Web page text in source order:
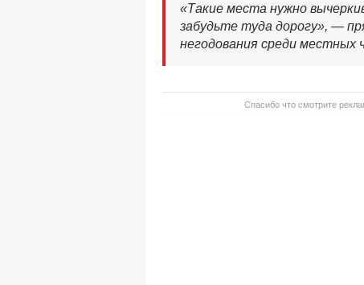
«Такие места нужно
забудьте туда дорогу», —
негодования среди местных
Спасибо что смотрите